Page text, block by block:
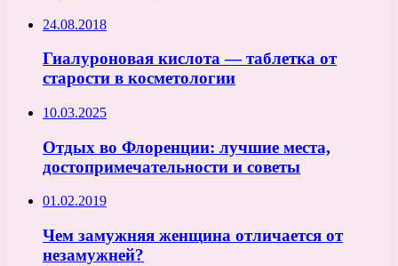
24.08.2018
Гиалуроновая кислота — таблетка от
старости в косметологии
10.03.2025
Отдых во Флоренции: лучшие места,
достопримечательности и советы
01.02.2019
Чем замужняя женщина отличается от
незамужней?